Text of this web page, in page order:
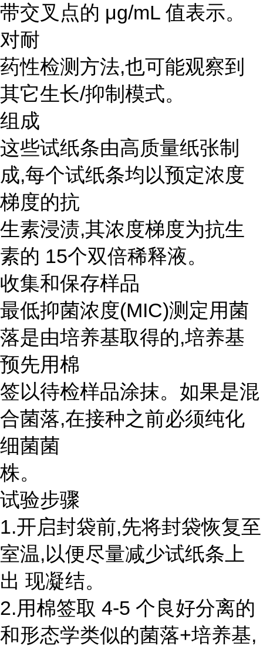
带交叉点的 μg/mL 值表示。
对耐
药性检测方法,也可能观察到
其它生长/抑制模式。
组成
这些试纸条由高质量纸张制
成,每个试纸条均以预定浓度
梯度的抗
生素浸渍,其浓度梯度为抗生
素的 15个双倍稀释液。
收集和保存样品
最低抑菌浓度(MIC)测定用菌
落是由培养基取得的,培养基
预先用棉
签以待检样品涂抹。如果是混
合菌落,在接种之前必须纯化
细菌菌
株。
试验步骤
1.开启封袋前,先将封袋恢复至
室温,以便尽量减少试纸条上
出 现凝结。
2.用棉签取 4-5 个良好分离的
和形态学类似的菌落+培养基,